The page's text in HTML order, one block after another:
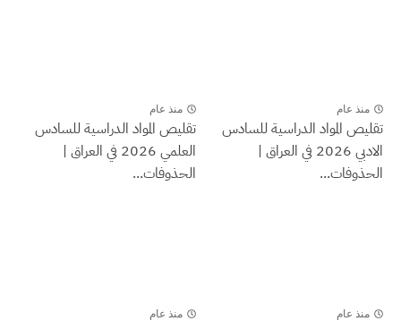
منذ عام
تقليص المواد الدراسية للسادس
الادبي 2026 في العراق |
الحذوفات...
منذ عام
تقليص المواد الدراسية للسادس
العلمي 2026 في العراق |
الحذوفات...
منذ عام منذ عام